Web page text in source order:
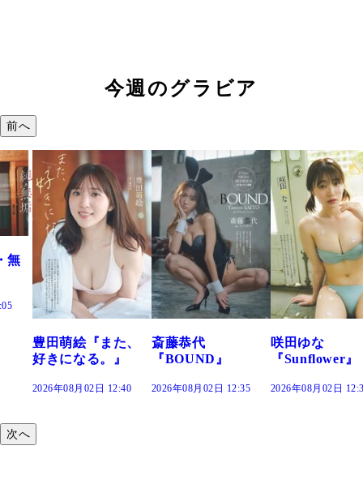
今週のグラビア
前へ
斎藤恭代
『BOUND』
2026年08月02日 12:35
咲田ゆな
『Sunflower』
2026年08月02日 12:30
藤水咲桜『花
だまり』
2026年08月02日
次へ